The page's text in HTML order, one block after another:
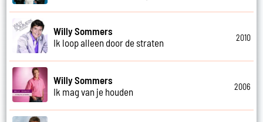
Willy Sommers
Ik loop alleen door de straten
2010
Willy Sommers
Ik mag van je houden
2006